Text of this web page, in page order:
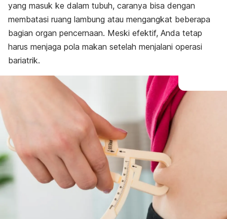
yang masuk ke dalam tubuh, caranya bisa dengan
membatasi ruang lambung atau mengangkat beberapa
bagian organ pencernaan. Meski efektif, Anda tetap
harus menjaga pola makan setelah menjalani operasi
bariatrik.